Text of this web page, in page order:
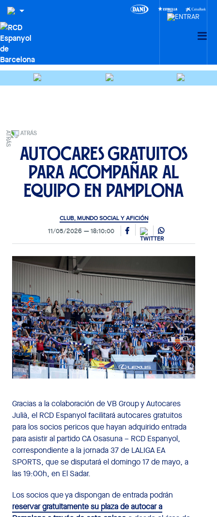
ATRÁS
Autocares gratuitos
para acompañar al
equipo en Pamplona
CLUB, MUNDO SOCIAL Y AFICIÓN
11/05/2026 18:10:00
Gracias a la colaboración de VB Group y Autocares
Julià, el RCD Espanyol facilitará autocares gratuitos
para los socios pericos que hayan adquirido entrada
para asistir al partido CA Osasuna – RCD Espanyol,
correspondiente a la jornada 37 de LALIGA EA
SPORTS, que se disputará el domingo 17 de mayo, a
las 19:00h, en El Sadar.
Los socios que ya dispongan de entrada podrán
reservar gratuitamente su plaza de autocar a